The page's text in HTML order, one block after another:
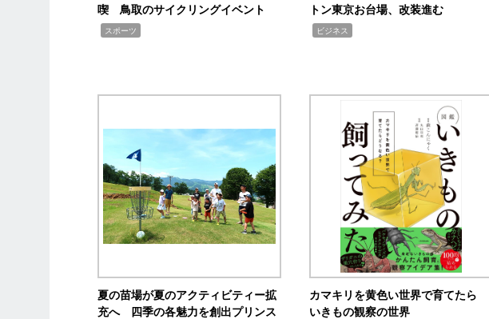
喫 鳥取のサイクリングイベント
スポーツ
トン東京お台場、改装進む
ビジネス
夏の苗場が夏のアクティビティー拡
充へ 四季の各魅力を創出プリンス
カマキリを黄色い世界で育てたら
いきもの観察の世界